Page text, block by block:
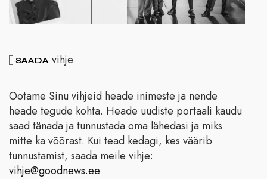
SAADA vihje
Ootame Sinu vihjeid heade inimeste ja nende
heade tegude kohta. Heade uudiste portaali kaudu
saad tänada ja tunnustada oma lähedasi ja miks
mitte ka võõrast. Kui tead kedagi, kes väärib
tunnustamist, saada meile vihje:
vihje@goodnews.ee